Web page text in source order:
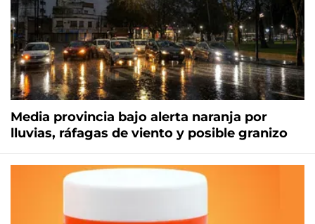
Media provincia bajo alerta naranja por
lluvias, ráfagas de viento y posible granizo